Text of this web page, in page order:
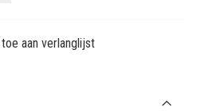
aan verlanglijst